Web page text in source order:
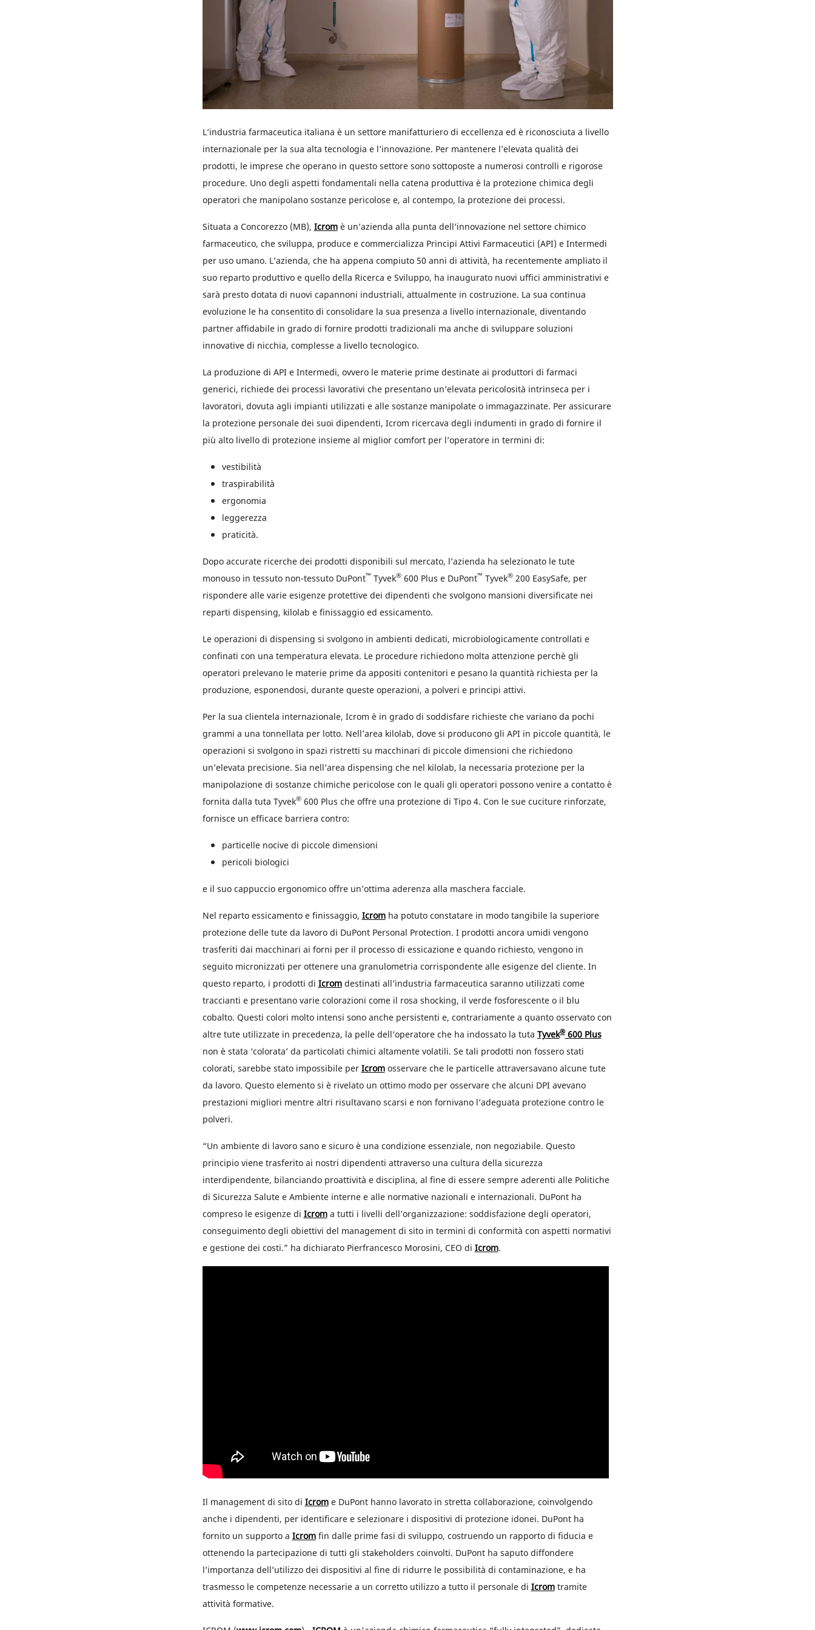
L’industria farmaceutica italiana è un settore manifatturiero di eccellenza ed è riconosciuta a livello
internazionale per la sua alta tecnologia e l’innovazione. Per mantenere l’elevata qualità dei
prodotti, le imprese che operano in questo settore sono sottoposte a numerosi controlli e rigorose
procedure. Uno degli aspetti fondamentali nella catena produttiva è la protezione chimica degli
operatori che manipolano sostanze pericolose e, al contempo, la protezione dei processi.
Situata a Concorezzo (MB), Icromè un’azienda alla punta dell’innovazione nel settore chimico
farmaceutico, che sviluppa, produce e commercializza Principi Attivi Farmaceutici (API) e Intermedi
per uso umano. L’azienda, che ha appena compiuto 50 anni di attività, ha recentemente ampliato il
suo reparto produttivo e quello della Ricerca e Sviluppo, ha inaugurato nuovi uffici amministrativi e
sarà presto dotata di nuovi capannoni industriali, attualmente in costruzione. La sua continua
evoluzione le ha consentito di consolidare la sua presenza a livello internazionale, diventando
partner affidabile in grado di fornire prodotti tradizionali ma anche di sviluppare soluzioni
innovative di nicchia, complesse a livello tecnologico.
La produzione di API e Intermedi, ovvero le materie prime destinate ai produttori di farmaci
generici, richiede dei processi lavorativi che presentano un’elevata pericolosità intrinseca per i
lavoratori, dovuta agli impianti utilizzati e alle sostanze manipolate o immagazzinate. Per assicurare
la protezione personale dei suoi dipendenti, Icrom ricercava degli indumenti in grado di fornire il
più alto livello di protezione insieme al miglior comfort per l’operatore in termini di:
vestibilità
traspirabilità
ergonomia
leggerezza
praticità.
Dopo accurate ricerche dei prodotti disponibili sul mercato, l’azienda ha selezionato le tute
monouso in tessuto non-tessuto DuPont™ Tyvek®600 Plus e DuPont™ Tyvek®200 EasySafe, per
rispondere alle varie esigenze protettive dei dipendenti che svolgono mansioni diversificate nei
reparti dispensing, kilolab e finissaggio ed essicamento.
Le operazioni di dispensing si svolgono in ambienti dedicati, microbiologicamente controllati e
confinati con una temperatura elevata. Le procedure richiedono molta attenzione perchè gli
operatori prelevano le materie prime da appositi contenitori e pesano la quantità richiesta per la
produzione, esponendosi, durante queste operazioni, a polveri e principi attivi.
Per la sua clientela internazionale, Icrom è in grado di soddisfare richieste che variano da pochi
grammi a una tonnellata per lotto. Nell’area kilolab, dove si producono gli API in piccole quantità, le
operazioni si svolgono in spazi ristretti su macchinari di piccole dimensioni che richiedono
un’elevata precisione. Sia nell’area dispensing che nel kilolab, la necessaria protezione per la
manipolazione di sostanze chimiche pericolose con le quali gli operatori possono venire a contatto è
fornita dalla tuta Tyvek®600 Plus che offre una protezione di Tipo 4. Con le sue cuciture rinforzate,
fornisce un efficace barriera contro:
particelle nocive di piccole dimensioni
pericoli biologici
e il suo cappuccio ergonomico offre un’ottima aderenza alla maschera facciale.
Nel reparto essicamento e finissaggio, Icromha potuto constatare in modo tangibile la superiore
protezione delle tute da lavoro di DuPont Personal Protection. I prodotti ancora umidi vengono
trasferiti dai macchinari ai forni per il processo di essicazione e quando richiesto, vengono in
seguito micronizzati per ottenere una granulometria corrispondente alle esigenze del cliente. In
questo reparto, i prodotti di Icromdestinati all’industria farmaceutica saranno utilizzati come
traccianti e presentano varie colorazioni come il rosa shocking, il verde fosforescente o il blu
cobalto. Questi colori molto intensi sono anche persistenti e, contrariamente a quanto osservato con
altre tute utilizzate in precedenza, la pelle dell’operatore che ha indossato la tuta Tyvek®600 Plus
non è stata ‘colorata’ da particolati chimici altamente volatili. Se tali prodotti non fossero stati
colorati, sarebbe stato impossibile per Icromosservare che le particelle attraversavano alcune tute
da lavoro. Questo elemento si è rivelato un ottimo modo per osservare che alcuni DPI avevano
prestazioni migliori mentre altri risultavano scarsi e non fornivano l’adeguata protezione contro le
polveri.
“Un ambiente di lavoro sano e sicuro è una condizione essenziale, non negoziabile. Questo
principio viene trasferito ai nostri dipendenti attraverso una cultura della sicurezza
interdipendente, bilanciando proattività e disciplina, al fine di essere sempre aderenti alle Politiche
di Sicurezza Salute e Ambiente interne e alle normative nazionali e internazionali. DuPont ha
compreso le esigenze di Icroma tutti i livelli dell’organizzazione: soddisfazione degli operatori,
conseguimento degli obiettivi del management di sito in termini di conformità con aspetti normativi
e gestione dei costi.” ha dichiarato Pierfrancesco Morosini, CEO di Icrom.
Il management di sito di Icrome DuPont hanno lavorato in stretta collaborazione, coinvolgendo
anche i dipendenti, per identificare e selezionare i dispositivi di protezione idonei. DuPont ha
fornito un supporto a Icromfin dalle prime fasi di sviluppo, costruendo un rapporto di fiducia e
ottenendo la partecipazione di tutti gli stakeholders coinvolti. DuPont ha saputo diffondere
l’importanza dell’utilizzo dei dispositivi al fine di ridurre le possibilità di contaminazione, e ha
trasmesso le competenze necessarie a un corretto utilizzo a tutto il personale di Icromtramite
attività formative.